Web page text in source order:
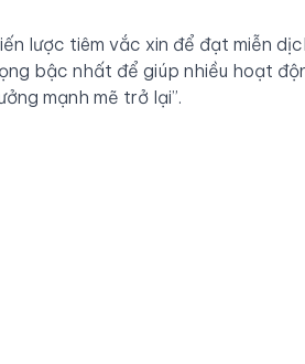
lược tiêm vắc xin để đạt miễn
bậc nhất để giúp nhiều hoạt
mạnh mẽ trở lại”.